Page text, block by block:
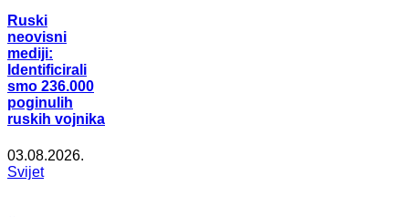
Ruski
neovisni
mediji:
Identificirali
smo 236.000
poginulih
ruskih vojnika
03.08.2026.
Svijet